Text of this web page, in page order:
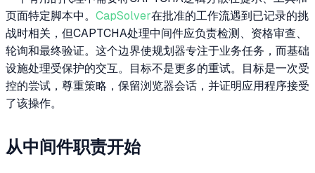
页面特定脚本中。 CapSolver在批准的工作流遇到已记录的挑
战时相关，但CAPTCHA处理中间件应负责检测、资格审查、
轮询和最终验证。这个边界使规划器专注于业务任务，而基础
设施处理受保护的交互。目标不是更多的重试。目标是一次受
控的尝试，尊重策略，保留浏览器会话，并证明应用程序接受
了该操作。
从中间件职责开始